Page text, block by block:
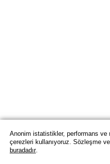
Anonim istatistikler, performans ve
çerezleri kullanıyoruz. Sözleşme
buradadır.